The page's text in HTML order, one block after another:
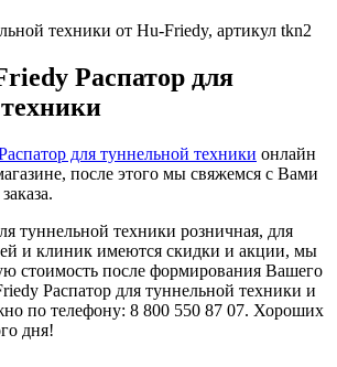
техники от Hu-Friedy, артикул tkn2
Распатор для
для туннельной техники онлайн
после этого мы свяжемся с Вами
туннельной техники розничная, для
и клиник имеются скидки и акции, мы
стоимость после формирования Вашего
Распатор для туннельной техники и
по телефону: 8 800 550 87 07. Хороших
дня!